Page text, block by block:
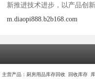
新推进技术进步，以产品创
m.diaopi888.b2b168.com
主营产品：厨房用品库存回收 回收库存